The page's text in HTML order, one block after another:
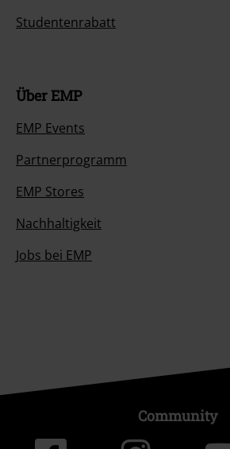
Studentenrabatt
Über EMP
EMP Events
Partnerprogramm
EMP Stores
Nachhaltigkeit
Jobs bei EMP
Community